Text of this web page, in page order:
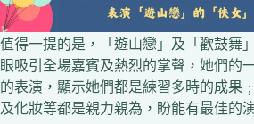
值得一提的是，「遊山戀」及「歡鼓舞
眼吸引全場嘉賓及熱烈的掌聲，她們的
的表演，顯示她們都是練習多時的成果
及化妝等都是親力親為，盼能有最佳的